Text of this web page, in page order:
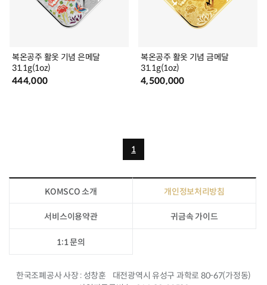
복온공주 활옷 기념 은메달
31.1g(1oz)
444,000
복온공주 활옷 기념 금메달
31.1g(1oz)
4,500,000
1
KOMSCO 소개 개인정보처리방침
서비스이용약관 귀금속 가이드
1:1 문의
한국조폐공사 사장 성창훈
대전광역시 유성구 과학로 80-67(가정동)